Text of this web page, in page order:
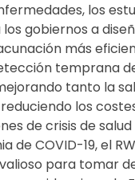
los
gobiernos a
más
temprana
tanto la
los
de crisis de
de COVID-19, el
para tomar